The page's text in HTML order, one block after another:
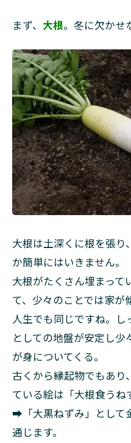
まず、 大根。冬に欠かせ
大根は土深くに根を張り
か簡単にはいきません。
大根がたくさん埋まって
て、少々のことでは家が
人生でも同じですね。
としての地盤が安定し
が身についてくる。
古くから縁起物でもあり
ている絵は「大根食うね
➡「大黒ねずみ」として
通じます。